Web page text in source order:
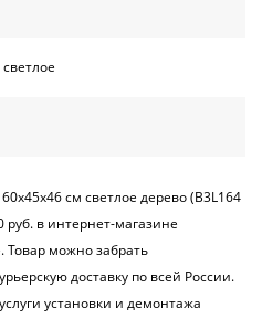
см светлое дерево (B3L164
руб. в интернет-магазине
Товар можно забрать
доставку по всей России.
установки и демонтажа